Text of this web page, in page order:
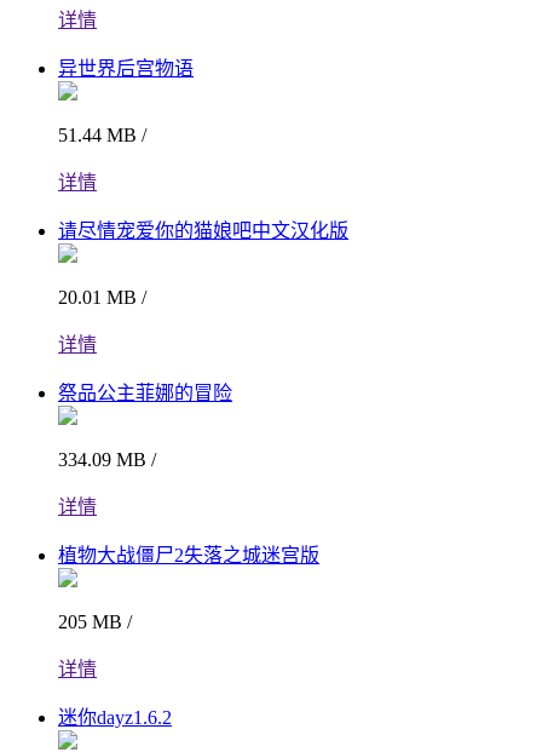
详情
异世界后宫物语
51.44 MB /
详情
请尽情宠爱你的猫娘吧中文汉化版
20.01 MB /
详情
祭品公主菲娜的冒险
334.09 MB /
详情
植物大战僵尸2失落之城迷宫版
205 MB /
详情
迷你dayz1.6.2